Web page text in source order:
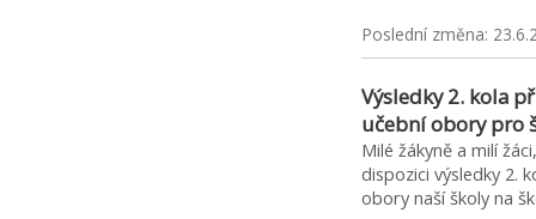
Poslední změna:
Výsledky 2. kola
učební obory pro
Milé žákyně a milí
dispozici výsledky 2.
obory naší školy